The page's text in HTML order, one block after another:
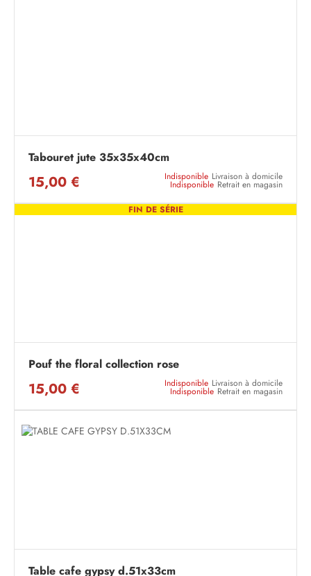
Tabouret jute 35x35x40cm
15,00 € Indisponible Livraison à domicile
Indisponible Retrait en magasin
FIN DE SÉRIE
Pouf the floral collection rose
15,00 € Indisponible Livraison à domicile
Indisponible Retrait en magasin
Table cafe gypsy d.51x33cm